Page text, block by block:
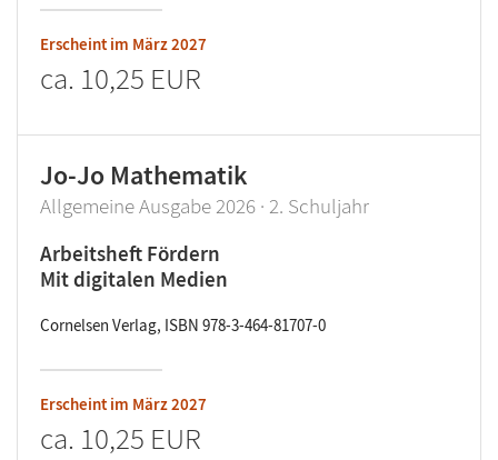
Erscheint im März 2027
ca. 10,25 EUR
Jo-Jo Mathematik
Allgemeine Ausgabe 2026 · 2. Schuljahr
Arbeitsheft Fördern
Mit digitalen Medien
Cornelsen Verlag, ISBN 978-3-464-81707-0
Erscheint im März 2027
ca. 10,25 EUR